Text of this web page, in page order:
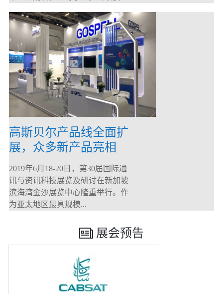
高斯贝尔产品线全面扩
展，众多新产品亮相
CommunicAsia 2019
2019年6月18-20日，第30届国际通
讯与资讯科技展览及研讨在新加坡
滨海湾金沙展览中心隆重举行。作
为亚太地区最具规模...
展会预告